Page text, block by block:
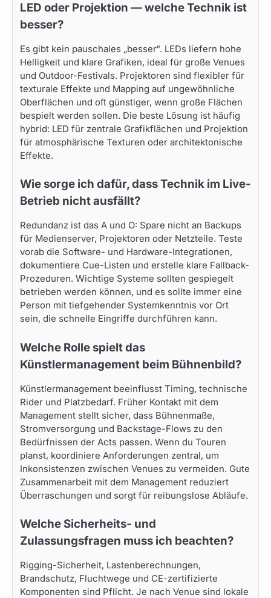
LED oder Projektion — welche Technik ist
besser?
Es gibt kein pauschales „besser“. LEDs liefern hohe
Helligkeit und klare Grafiken, ideal für große Venues
und Outdoor-Festivals. Projektoren sind flexibler für
texturale Effekte und Mapping auf ungewöhnliche
Oberflächen und oft günstiger, wenn große Flächen
bespielt werden sollen. Die beste Lösung ist häufig
hybrid: LED für zentrale Grafikflächen und Projektion
für atmosphärische Texturen oder architektonische
Effekte.
Wie sorge ich dafür, dass Technik im Live-
Betrieb nicht ausfällt?
Redundanz ist das A und O: Spare nicht an Backups
für Medienserver, Projektoren oder Netzteile. Teste
vorab die Software- und Hardware-Integrationen,
dokumentiere Cue-Listen und erstelle klare Fallback-
Prozeduren. Wichtige Systeme sollten gespiegelt
betrieben werden können, und es sollte immer eine
Person mit tiefgehender Systemkenntnis vor Ort
sein, die schnelle Eingriffe durchführen kann.
Welche Rolle spielt das
Künstlermanagement beim Bühnenbild?
Künstlermanagement beeinflusst Timing, technische
Rider und Platzbedarf. Früher Kontakt mit dem
Management stellt sicher, dass Bühnenmaße,
Stromversorgung und Backstage-Flows zu den
Bedürfnissen der Acts passen. Wenn du Touren
planst, koordiniere Anforderungen zentral, um
Inkonsistenzen zwischen Venues zu vermeiden. Gute
Zusammenarbeit mit dem Management reduziert
Überraschungen und sorgt für reibungslose Abläufe.
Welche Sicherheits- und
Zulassungsfragen muss ich beachten?
Rigging-Sicherheit, Lastenberechnungen,
Brandschutz, Fluchtwege und CE-zertifizierte
Komponenten sind Pflicht. Je nach Venue sind lokale